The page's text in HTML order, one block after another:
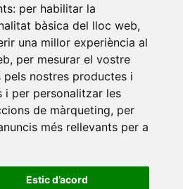
per habilitar la
bàsica del lloc web,
una millor experiència al
, per mesurar el vostre
pels nostres productes i
i per personalitzar les
de màrqueting, per
més rellevants per a
Estic d’acord
actes i activitats que